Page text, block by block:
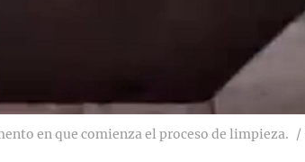
en que comienza el proceso de limpieza.